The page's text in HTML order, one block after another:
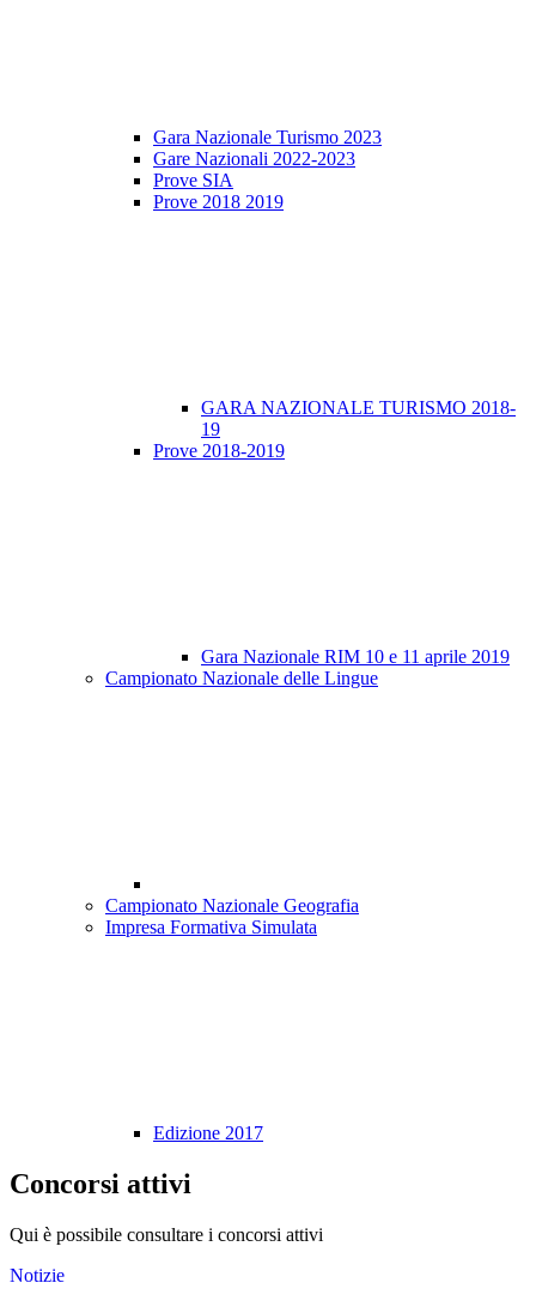
Gara Nazionale Turismo 2023
Gare Nazionali 2022-2023
Prove SIA
Prove 2018 2019
GARA NAZIONALE TURISMO 2018-
19
Prove 2018-2019
Gara Nazionale RIM 10 e 11 aprile 2019
Campionato Nazionale delle Lingue
Campionato Nazionale Geografia
Impresa Formativa Simulata
Edizione 2017
Concorsi attivi
Qui è possibile consultare i concorsi attivi
Notizie